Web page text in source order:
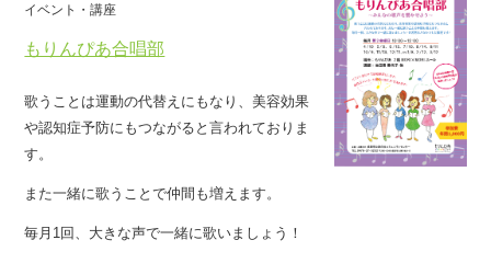
もりんぴあ合唱部
イベント・講座
歌うことは運動の代替えにもなり、美容効果
や認知症予防にもつながると言われておりま
す。
また一緒に歌うことで仲間も増えます。
毎月1回、大きな声で一緒に歌いましょう！